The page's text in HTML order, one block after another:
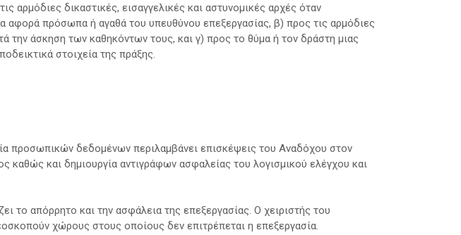
αρμόδιες δικαστικές, εισαγγελικές και αστυνομικές αρχές όταν
αφορά πρόσωπα ή αγαθά του υπευθύνου επεξεργασίας, β) προς τις αρμόδιες
την άσκηση των καθηκόντων τους, και γ) προς το θύμα ή τον δράστη μιας
στοιχεία της πράξης.
προσωπικών δεδομένων περιλαμβάνει επισκέψεις του Αναδόχου στον
και δημιουργία αντιγράφων ασφαλείας του λογισμικού ελέγχου και
το απόρρητο και την ασφάλεια της επεξεργασίας. Ο χειριστής του
χώρους στους οποίους δεν επιτρέπεται η επεξεργασία.